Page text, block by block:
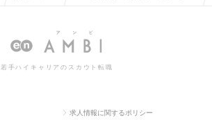
若手ハイキャリアのスカウト転職
求人情報に関するポリシー